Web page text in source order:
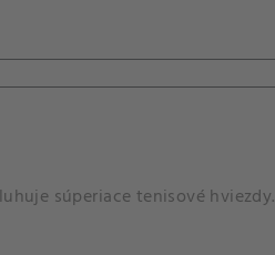
súperiace tenisové hviezdy.